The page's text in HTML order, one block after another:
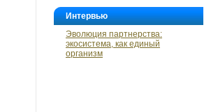
Интервью
Эволюция партнерства:
экосистема, как единый
организм